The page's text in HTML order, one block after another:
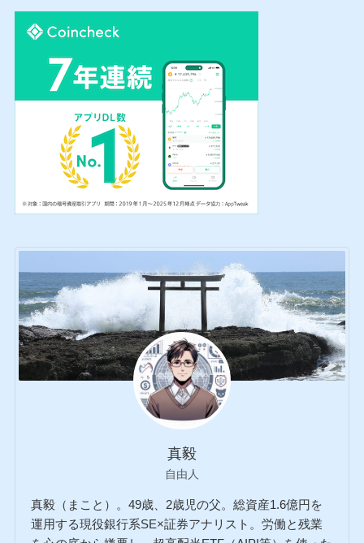
真毅
自由人
真毅（まこと）。49歳、2歳児の父。総資産1.6億円を
運用する現役銀行系SE×証券アナリスト。労働と残業